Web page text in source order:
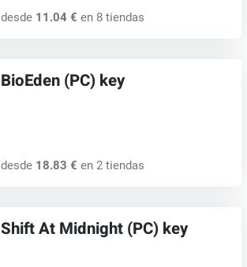
desde 11.04 € en 8 tiendas
BioEden (PC) key
desde 18.83 € en 2 tiendas
Shift At Midnight (PC) key